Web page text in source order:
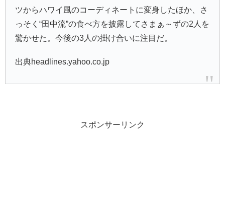
ツからハワイ風のコーディネートに変身したほか、さ
っそく“田中流”の食べ方を披露してさまぁ～ずの2人を
驚かせた。今後の3人の掛け合いに注目だ。
出典headlines.yahoo.co.jp
スポンサーリンク